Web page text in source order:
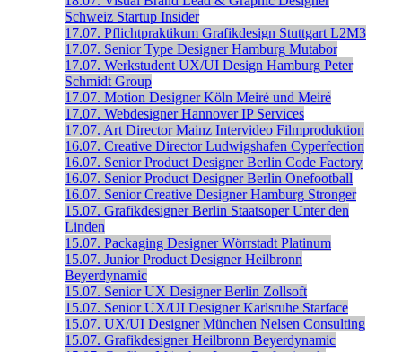
Schweiz Startup Insider
17.07. Pflichtpraktikum Grafikdesign Stuttgart L2M3
17.07. Senior Type Designer Hamburg Mutabor
17.07. Werkstudent UX/UI Design Hamburg Peter
Schmidt Group
17.07. Motion Designer Köln Meiré und Meiré
17.07. Webdesigner Hannover IP Services
17.07. Art Director Mainz Intervideo Filmproduktion
16.07. Creative Director Ludwigshafen Cyperfection
16.07. Senior Product Designer Berlin Code Factory
16.07. Senior Product Designer Berlin Onefootball
16.07. Senior Creative Designer Hamburg Stronger
15.07. Grafikdesigner Berlin Staatsoper Unter den
Linden
15.07. Packaging Designer Wörrstadt Platinum
15.07. Junior Product Designer Heilbronn
Beyerdynamic
15.07. Senior UX Designer Berlin Zollsoft
15.07. Senior UX/UI Designer Karlsruhe Starface
15.07. UX/UI Designer München Nelsen Consulting
15.07. Grafikdesigner Heilbronn Beyerdynamic